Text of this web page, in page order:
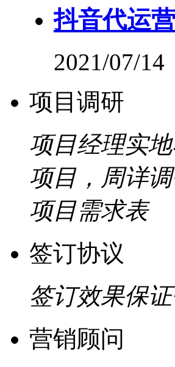
抖音代运
2021/07/14
项目调研
项目经理实
项目，周详
项目需求表
签订协议
签订效果保
营销顾问